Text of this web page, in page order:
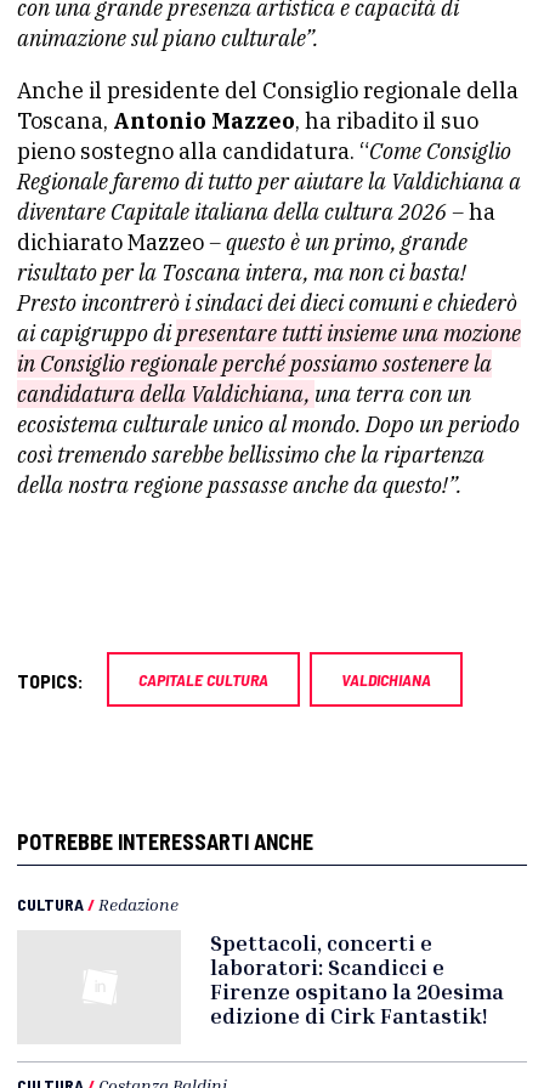
con una grande presenza artistica e capacità di
animazione sul piano culturale”.
Anche il presidente del Consiglio regionale della
Toscana, Antonio Mazzeo, ha ribadito il suo
pieno sostegno alla candidatura. “Come Consiglio
Regionale faremo di tutto per aiutare la Valdichiana a
diventare Capitale italiana della cultura 2026 –ha
dichiarato Mazzeo– questo è un primo, grande
risultato per la Toscana intera, ma non ci basta!
Presto incontrerò i sindaci dei dieci comuni e chiederò
ai capigruppo dipresentare tutti insieme una mozione
in Consiglio regionale perché possiamo sostenere la
candidatura della Valdichiana, una terra con un
ecosistema culturale unico al mondo. Dopo un periodo
così tremendo sarebbe bellissimo che la ripartenza
della nostra regione passasse anche da questo!”.
TOPICS: CAPITALE CULTURA VALDICHIANA
POTREBBE INTERESSARTI ANCHE
CULTURA/ Redazione
Spettacoli, concerti e
laboratori: Scandicci e
Firenze ospitano la 20esima
edizione di Cirk Fantastik!